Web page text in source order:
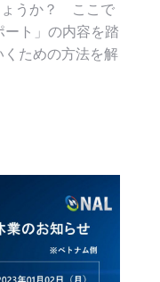
ょうか？ ここで
ート」の内容を踏
ための方法を解